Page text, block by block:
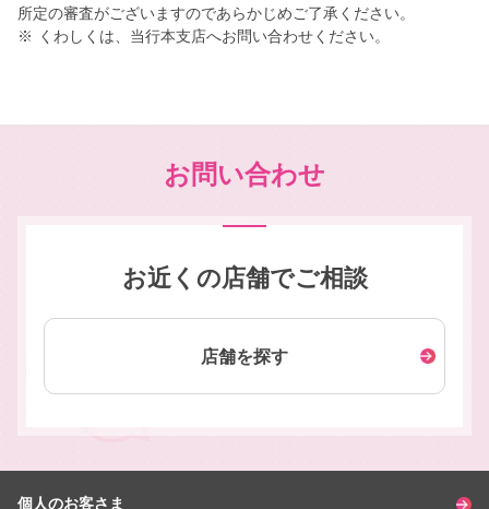
所定の審査がございますのであらかじめご了承ください。
※
くわしくは、当行本支店へお問い合わせください。
お問い合わせ
お近くの店舗でご相談
店舗を探す
個人のお客さま